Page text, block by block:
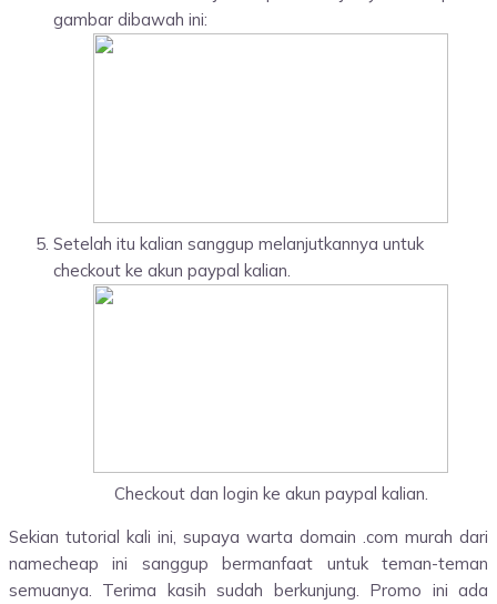
gambar dibawah ini:
Setelah itu kalian sanggup melanjutkannya untuk
checkout ke akun paypal kalian.
Checkout dan login ke akun paypal kalian.
Sekian tutorial kali ini, supaya warta domain .com murah dari
namecheap ini sanggup bermanfaat untuk teman-teman
semuanya. Terima kasih sudah berkunjung. Promo ini ada